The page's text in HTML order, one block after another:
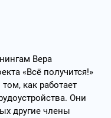
Вера
«Всё получится!»
как работает
Они
другие члены